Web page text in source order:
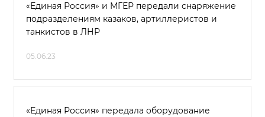
«Единая Россия» и МГЕР передали снаряжение
подразделениям казаков, артиллеристов и
танкистов в ЛНР
05.06.23
«Единая Россия» передала оборудование